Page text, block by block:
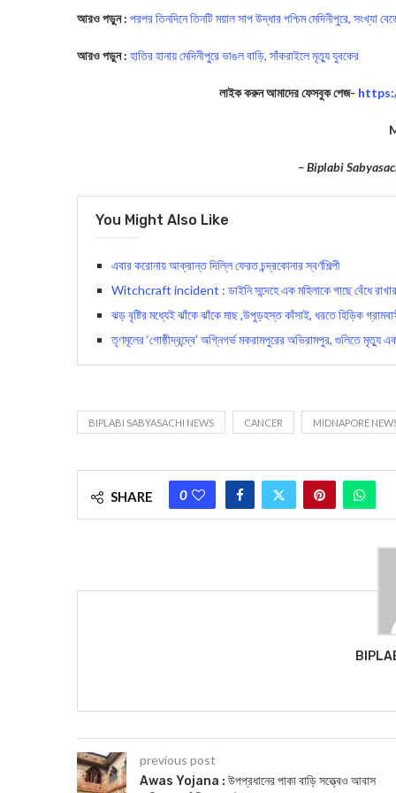
আরও পড়ুন : পরপর তিনদিনে তিনটি ময়াল সাপ উদ্ধার পশ্চিম মেদিনীপুরে, সংখ্যা
আরও পড়ুন : হাতির হানায় মেদিনীপুরে ভাঙল বাড়ি, সাঁকরাইলে মৃত্যু যুবকের
লাইক করুন আমাদের ফেসবুক পেজ-
– Biplabi
You Might Also Like
এবার করোনায় আক্রান্ত দিল্লি ফেরত চন্দ্রকোনার স্বর্ণশিল্পী
Witchcraft incident : ডাইনি সন্দেহে এক মহিলাকে গাছে বেঁধে
ঝড় বৃষ্টির মধ্যেই ঝাঁকে ঝাঁকে মাছ ,উপুড়হস্ত কাঁসাই, ধরতে হিড়িক
তৃণমূলের ‘গোষ্ঠীদ্বন্দ্বে’ অগ্নিগর্ভ মকরামপুরের অভিরামপুর, গুলিতে মৃত্যু
BIPLABI SABYASACHI NEWS CANCER MIDNAPORE
SHARE 0
previous post
Awas Yojana : উপপ্রধানের পাকা বাড়ি সত্ত্বেও আবাস